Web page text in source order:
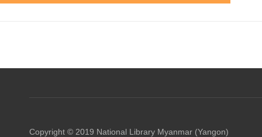
Copyright © 2019 National Library Myanmar (Yangon)